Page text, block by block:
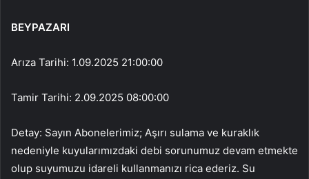
BEYPAZARI
Arıza Tarihi: 1.09.2025 21:00:00
Tamir Tarihi: 2.09.2025 08:00:00
Detay: Sayın Abonelerimiz; Aşırı sulama ve kuraklık
nedeniyle kuyularımızdaki debi sorunumuz devam etmekte
olup suyumuzu idareli kullanmanızı rica ederiz. Su